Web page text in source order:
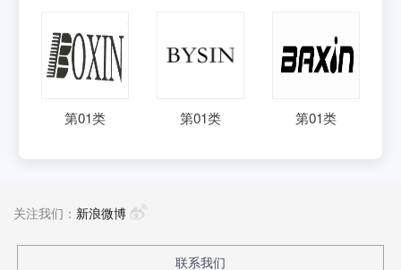
第01类 第01类 第01类